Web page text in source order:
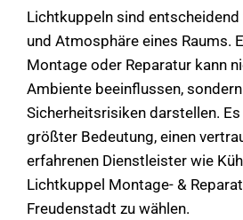
Lichtkuppeln sind
und Atmosphäre eines Raums.
Montage oder Reparatur kann
Ambiente beeinflussen,
Sicherheitsrisiken darstellen.
größter Bedeutung, einen
erfahrenen Dienstleister wie
Lichtkuppel Montage- &
Freudenstadt zu wählen.